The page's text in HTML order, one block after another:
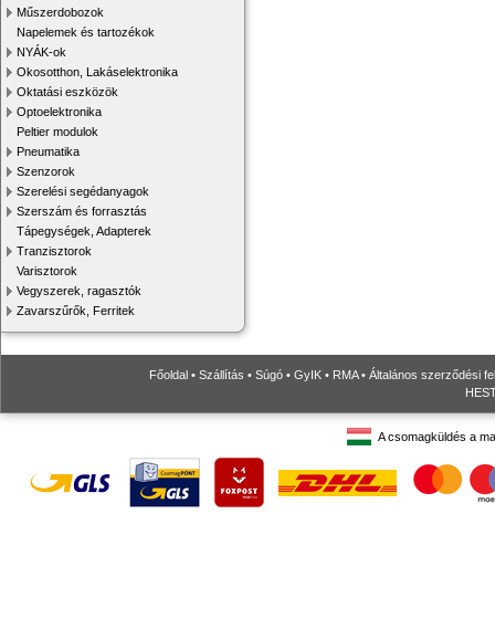
Műszerdobozok
Napelemek és tartozékok
NYÁK-ok
Okosotthon, Lakáselektronika
Oktatási eszközök
Optoelektronika
Peltier modulok
Pneumatika
Szenzorok
Szerelési segédanyagok
Szerszám és forrasztás
Tápegységek, Adapterek
Tranzisztorok
Varisztorok
Vegyszerek, ragasztók
Zavarszűrők, Ferritek
Főoldal • Szállítás • Súgó • GyIK • RMA• Általános szerződési
A csomagküldés a